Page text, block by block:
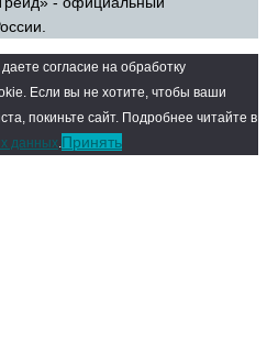
согласие на обработку
Если вы не хотите, чтобы ваши
покиньте сайт. Подробнее читайте в
данных Принять